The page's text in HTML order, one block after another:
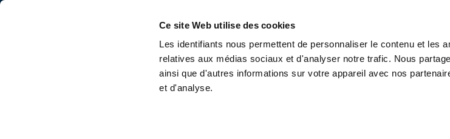
Ce site Web utilise des cookies
Les identifiants nous permettent de personnaliser le contenu et les
relatives aux médias sociaux et d'analyser notre trafic. Nous
ainsi que d'autres informations sur votre appareil avec nos
et d'analyse.